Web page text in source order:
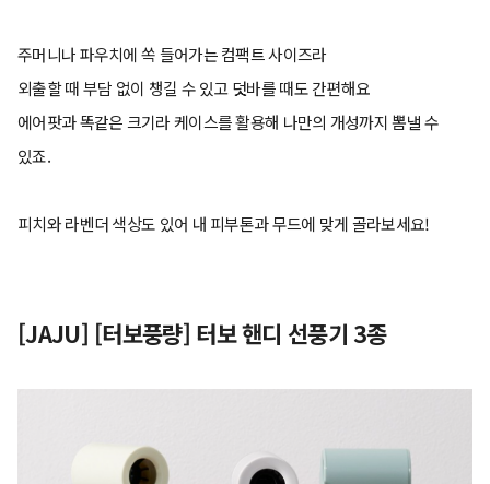
주머니나 파우치에 쏙 들어가는 컴팩트 사이즈라
외출할 때 부담 없이 챙길 수 있고 덧바를 때도 간편해요
에어팟과 똑같은 크기라 케이스를 활용해 나만의 개성까지 뽐낼 수
있죠.
피치와 라벤더 색상도 있어 내 피부톤과 무드에 맞게 골라보세요!
[JAJU] [터보풍량] 터보 핸디 선풍기 3종